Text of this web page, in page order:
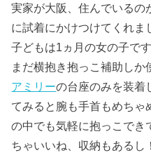
実家が大阪、住んでいるの
に試着にかけつけてくれま
子どもは1ヵ月の女の子です
まだ横抱き抱っこ補助し
アミリーの台座のみを装着
てみると腕も手首もめちゃ
の中でも気軽に抱っこでき
ちゃいいね、収納もあるし